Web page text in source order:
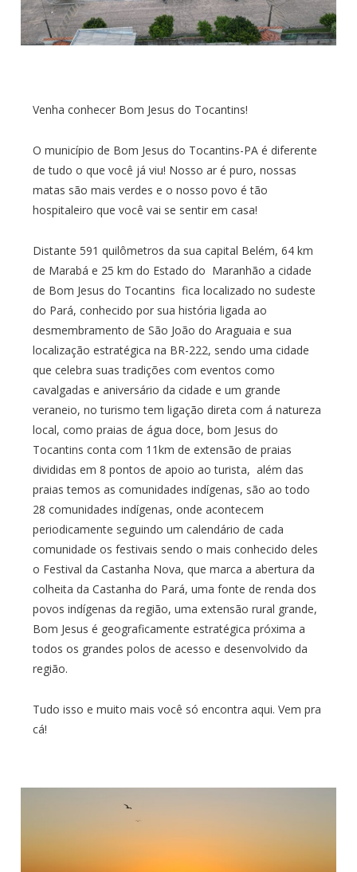
Venha conhecer Bom Jesus do Tocantins!
O município de Bom Jesus do Tocantins-PA é diferente
de tudo o que você já viu! Nosso ar é puro, nossas
matas são mais verdes e o nosso povo é tão
hospitaleiro que você vai se sentir em casa!
Distante 591 quilômetros da sua capital Belém, 64 km
de Marabá e 25 km do Estado do Maranhão a cidade
de Bom Jesus do Tocantins fica localizado no sudeste
do Pará, conhecido por sua história ligada ao
desmembramento de São João do Araguaia e sua
localização estratégica na BR-222, sendo uma cidade
que celebra suas tradições com eventos como
cavalgadas e aniversário da cidade e um grande
veraneio, no turismo tem ligação direta com á natureza
local, como praias de água doce, bom Jesus do
Tocantins conta com 11km de extensão de praias
divididas em 8 pontos de apoio ao turista, além das
praias temos as comunidades indígenas, são ao todo
28 comunidades indígenas, onde acontecem
periodicamente seguindo um calendário de cada
comunidade os festivais sendo o mais conhecido deles
o Festival da Castanha Nova, que marca a abertura da
colheita da Castanha do Pará, uma fonte de renda dos
povos indígenas da região, uma extensão rural grande,
Bom Jesus é geograficamente estratégica próxima a
todos os grandes polos de acesso e desenvolvido da
região.
Tudo isso e muito mais você só encontra aqui. Vem pra
cá!